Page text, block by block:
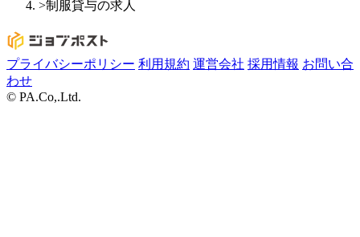
>制服貸与の求人
プライバシーポリシー 利用規約 運営会社 採用情報 お問い合
わせ
© PA.Co,.Ltd.